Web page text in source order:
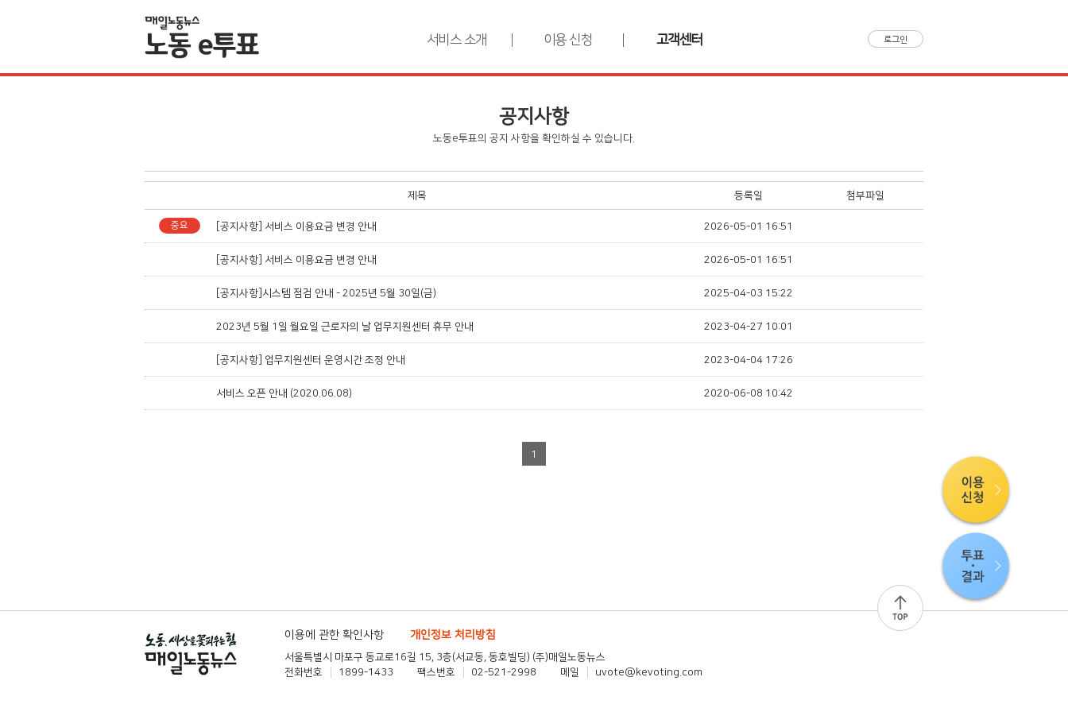
로그인
서비스 소개 이용 신청 고객센터
공지사항
노동e투표의 공지 사항을 확인하실 수 있습니다.
제목 등록일 첨부파일
[공지사항] 서비스 이용요금 변경 안내 2026-05-01 16:51
[공지사항] 서비스 이용요금 변경 안내 2026-05-01 16:51
[공지사항]시스템 점검 안내 - 2025년 5월 30일(금) 2025-04-03 15:22
2023년 5월 1일 월요일 근로자의 날 업무지원센터 휴무 안내 2023-04-27 10:01
[공지사항] 업무지원센터 운영시간 조정 안내 2023-04-04 17:26
서비스 오픈 안내 (2020.06.08) 2020-06-08 10:42
1
이용에 관한 확인사항 개인정보 처리방침
서울특별시 마포구 동교로16길 15, 3층(서교동, 동호빌딩) (주)매일노동뉴스
전화번호
1899-1433 팩스번호 02-521-2998 메일 uvote@kevoting.com